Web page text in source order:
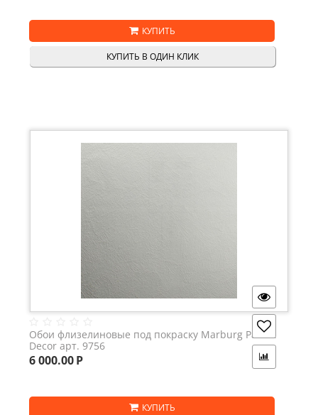
КУПИТЬ
КУПИТЬ В ОДИН КЛИК
Обои флизелиновые под покраску Marburg Patent
Decor арт. 9756
6 000.00Р
КУПИТЬ